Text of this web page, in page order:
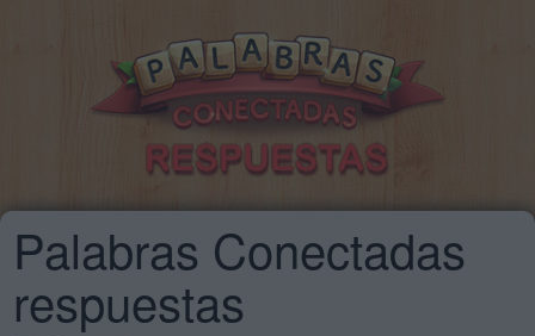
Palabras Conectadas
respuestas